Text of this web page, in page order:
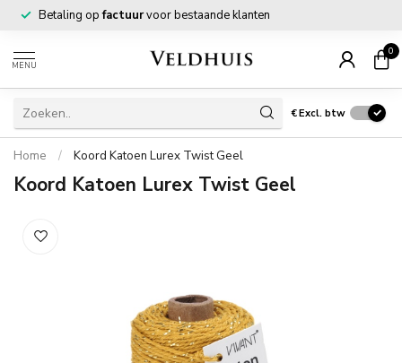
Betaling opfactuurvoor bestaande klanten
MENU
0
€Excl. btw
Home / Koord Katoen Lurex Twist Geel
Koord Katoen Lurex Twist Geel